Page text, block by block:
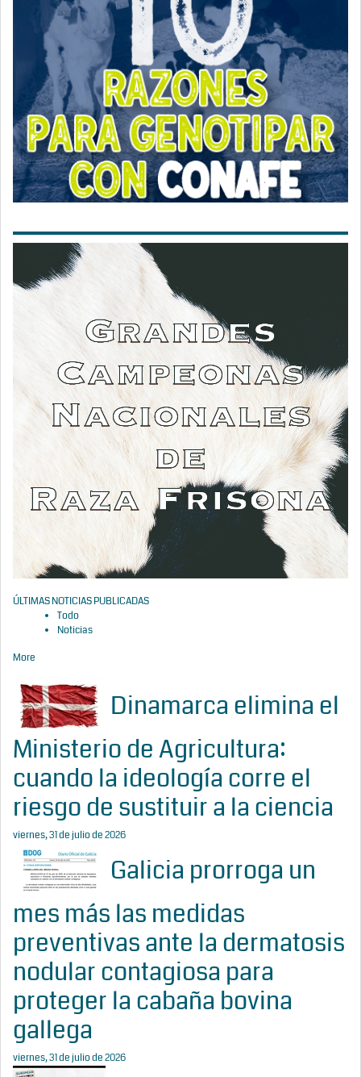
ÚLTIMAS NOTICIAS PUBLICADAS
Todo
Noticias
More
Dinamarca elimina el
Ministerio de Agricultura:
cuando la ideología corre el
riesgo de sustituir a la ciencia
viernes, 31 de julio de 2026
Galicia prorroga un
mes más las medidas
preventivas ante la dermatosis
nodular contagiosa para
proteger la cabaña bovina
gallega
viernes, 31 de julio de 2026